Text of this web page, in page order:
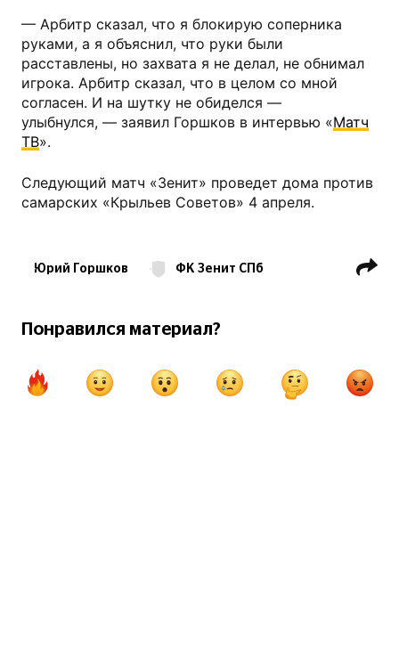
— Арбитр сказал, что я блокирую соперника
руками, а я объяснил, что руки были
расставлены, но захвата я не делал, не обнимал
игрока. Арбитр сказал, что в целом со мной
согласен. И на шутку не обиделся —
улыбнулся, — заявил Горшков в интервью «Матч
ТВ».
Следующий матч «Зенит» проведет дома против
самарских «Крыльев Советов» 4 апреля.
Юрий Горшков ФК Зенит СПб
Клубные товарищеские матчи
Понравился материал?